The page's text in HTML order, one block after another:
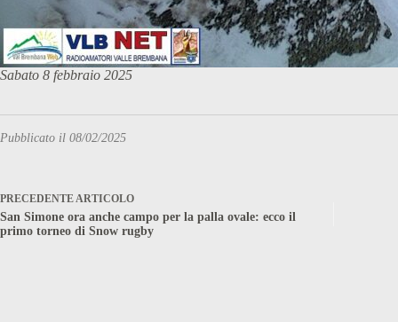
Sabato 8 febbraio 2025
Pubblicato il 08/02/2025
PRECEDENTEARTICOLO
San Simone ora anche campo per la palla ovale: ecco il
primo torneo di Snow rugby